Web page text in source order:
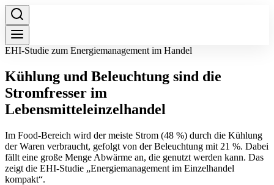
EHI-Studie zum Energiemanagement im Handel
Kühlung und Beleuchtung sind die
Stromfresser im
Lebensmitteleinzelhandel
Im Food-Bereich wird der meiste Strom (48 %) durch die Kühlung
der Waren verbraucht, gefolgt von der Beleuchtung mit 21 %. Dabei
fällt eine große Menge Abwärme an, die genutzt werden kann. Das
zeigt die EHI-Studie „Energiemanagement im Einzelhandel
kompakt“.